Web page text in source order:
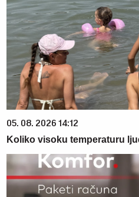
05. 08. 2026 14:12
Koliko visoku temperaturu